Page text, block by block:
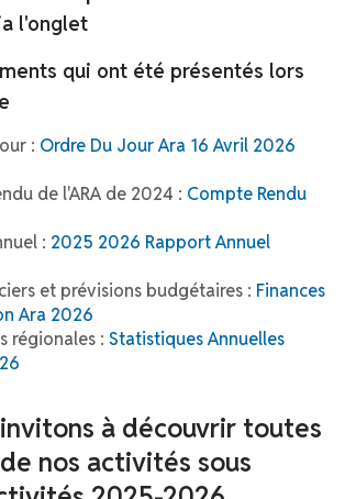
l'onglet
qui ont été présentés lors
: Ordre Du Jour Ara 16 Avril 2026
de l'ARA de 2024 : Compte Rendu
: 2025 2026 Rapport Annuel
et prévisions budgétaires : Finances
Ara 2026
régionales : Statistiques Annuelles
à découvrir toutes
nos activités sous